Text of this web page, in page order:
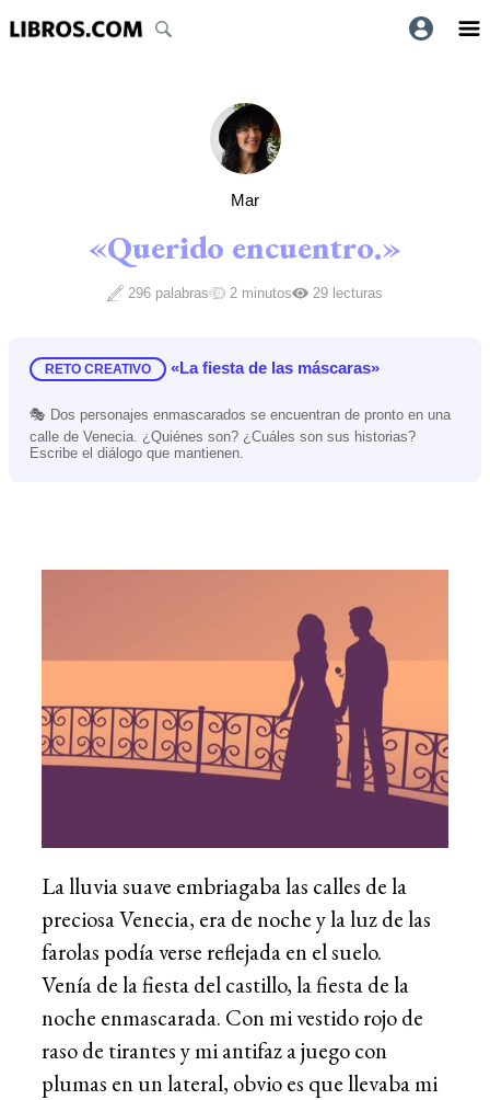
Mar
«Querido encuentro.»
296 palabras 2 minutos 29 lecturas
RETO CREATIVO «La fiesta de las máscaras»
🎭 Dos personajes enmascarados se encuentran de pronto en una
calle de Venecia. ¿Quiénes son? ¿Cuáles son sus historias?
Escribe el diálogo que mantienen.
La lluvia suave embriagaba las calles de la
preciosa Venecia, era de noche y la luz de las
farolas podía verse reflejada en el suelo.
Venía de la fiesta del castillo, la fiesta de la
noche enmascarada. Con mi vestido rojo de
raso de tirantes y mi antifaz a juego con
plumas en un lateral, obvio es que llevaba mi